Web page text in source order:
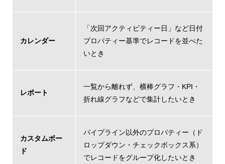
カレンダー
「次回アクティビティー日」など日付
プロパティー基準でレコードを並べた
いとき
レポート
一覧から離れず、横棒グラフ・KPI・
折れ線グラフなどで集計したいとき
カスタムボー
ド
パイプライン以外のプロパティー（ド
ロップダウン・チェックボックス系）
でレコードをグループ化したいとき